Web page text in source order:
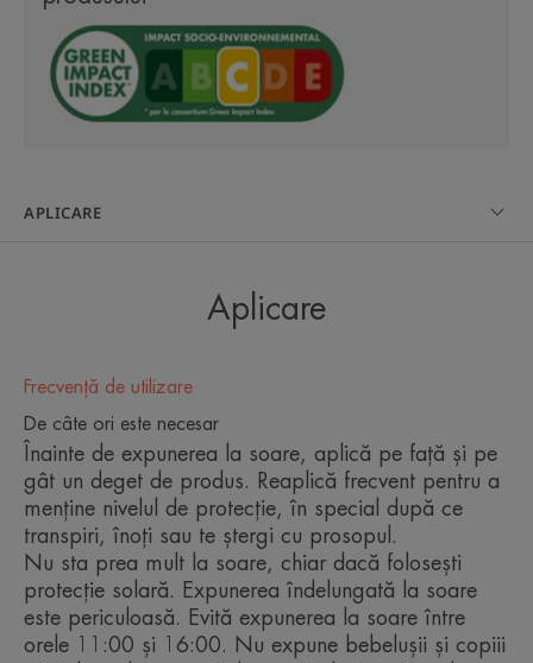
perfectă.
STRĂLUCIRE
Acest produs de îngrijire permite eliberarea, în
luminoasă timp de 8 ore*.
Formula sa cu toleranță ridicată, rezistentă la apă,
a fost dezvoltată pentru pielea sensibilă.
Beneficii
Fotoprotector: Filtre fotostabile UVB-UVA care luptă
împotriva efectelor nocive ale radiațiilor solare.
Textura ultra-fluidă și lejeră: permite o aplicare
simplă și ușoară.
Tehnologie de încapsulare colorată cu
micropigmenți care sunt eliberați în momentul
aplicării, dezvăluind un ten proaspăt și luminos.
Antioxidant: contribuie la protejarea celulelor de
APLICARE
Aplicare
Frecvență de utilizare
De câte ori este necesar
Înainte de expunerea la soare, aplică pe față și pe
gât un deget de produs. Reaplică frecvent pentru a
menține nivelul de protecție, în special după ce
transpiri, înoți sau te ștergi cu prosopul.
Nu sta prea mult la soare, chiar dacă folosești
protecție solară. Expunerea îndelungată la soare
este periculoasă. Evită expunerea la soare între
orele 11:00 și 16:00. Nu expune bebelușii și copiii